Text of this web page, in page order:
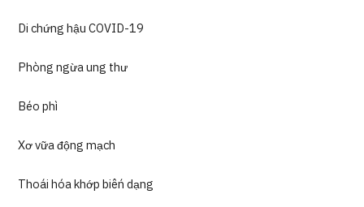
Di chứng hậu COVID-19
Phòng ngừa ung thư
Béo phì
Xơ vữa động mạch
Thoái hóa khớp biến dạng